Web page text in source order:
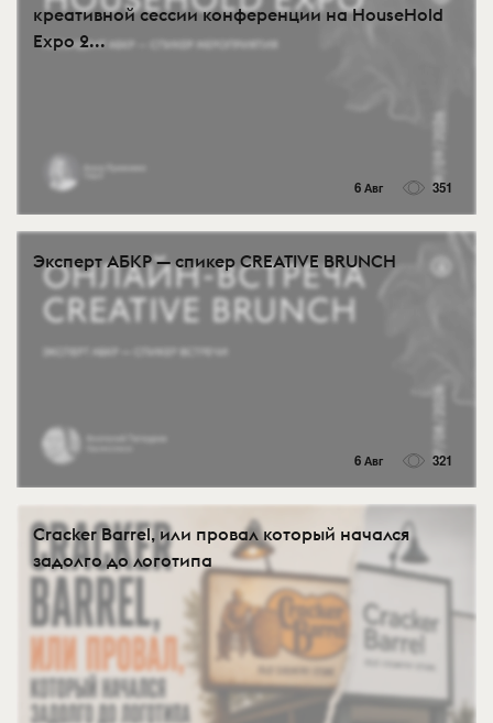
креативной сессии конференции на HouseHold
Expo 2...
6 Авг 351
Эксперт АБКР — спикер CREATIVE BRUNCH
6 Авг 321
Cracker Barrel, или провал который начался
задолго до логотипа